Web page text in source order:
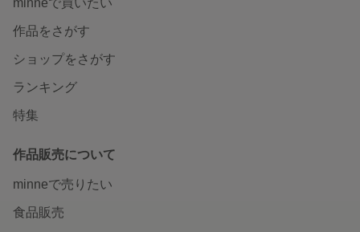
作品をさがす
ショップをさがす
ランキング
特集
作品販売について
minneで売りたい
食品販売